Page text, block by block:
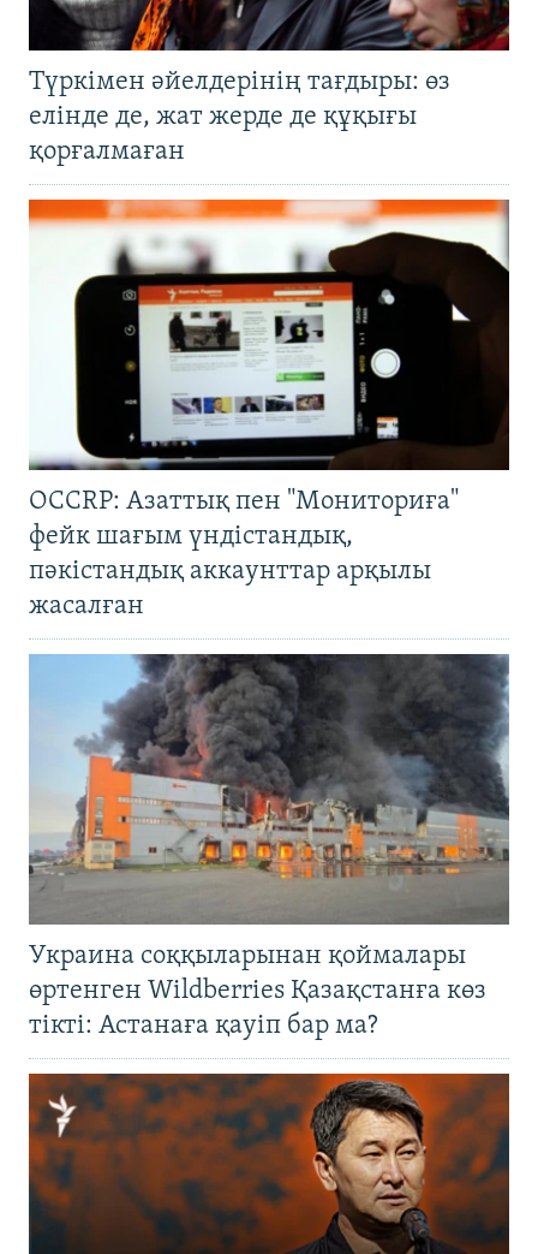
Түркімен әйелдерінің тағдыры: өз
елінде де, жат жерде де құқығы
қорғалмаған
OCCRP: Азаттық пен "Мониториға"
фейк шағым үндістандық,
пәкістандық аккаунттар арқылы
жасалған
Украина соққыларынан қоймалары
өртенген Wildberries Қазақстанға көз
тікті: Астанаға қауіп бар ма?